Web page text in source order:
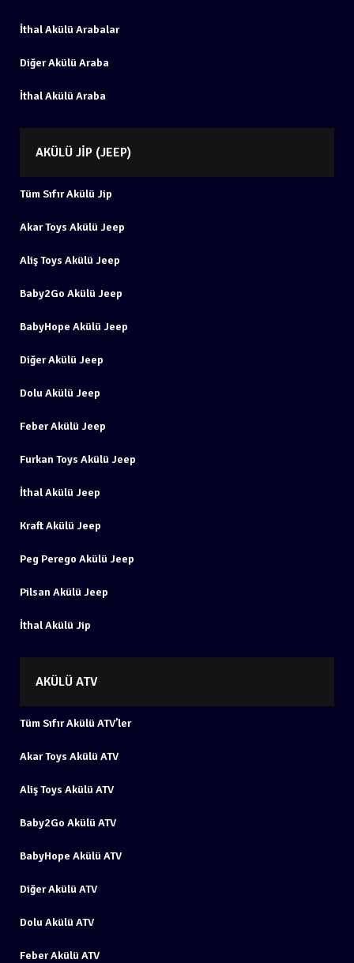
İthal Akülü Arabalar
Diğer Akülü Araba
İthal Akülü Araba
AKÜLÜ JIP (JEEP)
Tüm Sıfır Akülü Jip
Akar Toys Akülü Jeep
Aliş Toys Akülü Jeep
Baby2Go Akülü Jeep
BabyHope Akülü Jeep
Diğer Akülü Jeep
Dolu Akülü Jeep
Feber Akülü Jeep
Furkan Toys Akülü Jeep
İthal Akülü Jeep
Kraft Akülü Jeep
Peg Perego Akülü Jeep
Pilsan Akülü Jeep
İthal Akülü Jip
AKÜLÜ ATV
Tüm Sıfır Akülü ATV’ler
Akar Toys Akülü ATV
Aliş Toys Akülü ATV
Baby2Go Akülü ATV
BabyHope Akülü ATV
Diğer Akülü ATV
Dolu Akülü ATV
Feber Akülü ATV